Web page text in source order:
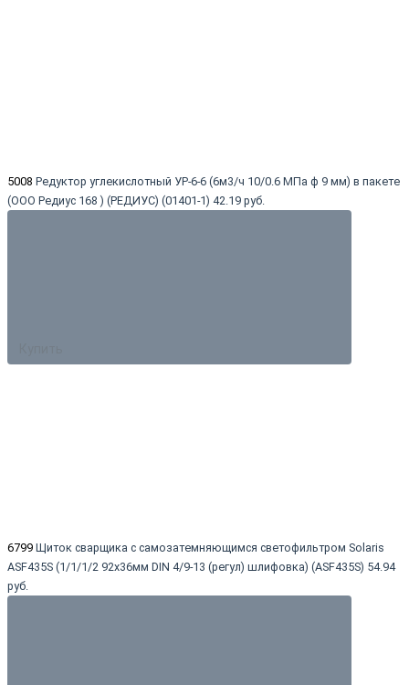
5008 Редуктор углекислотный УР-6-6 (6м3/ч 10/0.6 МПа ф 9 мм) в пакете
(ООО Редиус 168 ) (РЕДИУС) (01401-1) 42.19 руб.
6799 Щиток сварщика с самозатемняющимся светофильтром Solaris
ASF435S (1/1/1/2 92х36мм DIN 4/9-13 (регул) шлифовка) (ASF435S) 54.94
руб.